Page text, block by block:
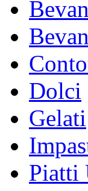
Dolci
Gelati
Piatti